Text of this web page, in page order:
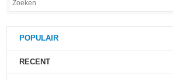
POPULAIR
RECENT